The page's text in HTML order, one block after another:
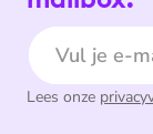
E-mailadres
Lees onze